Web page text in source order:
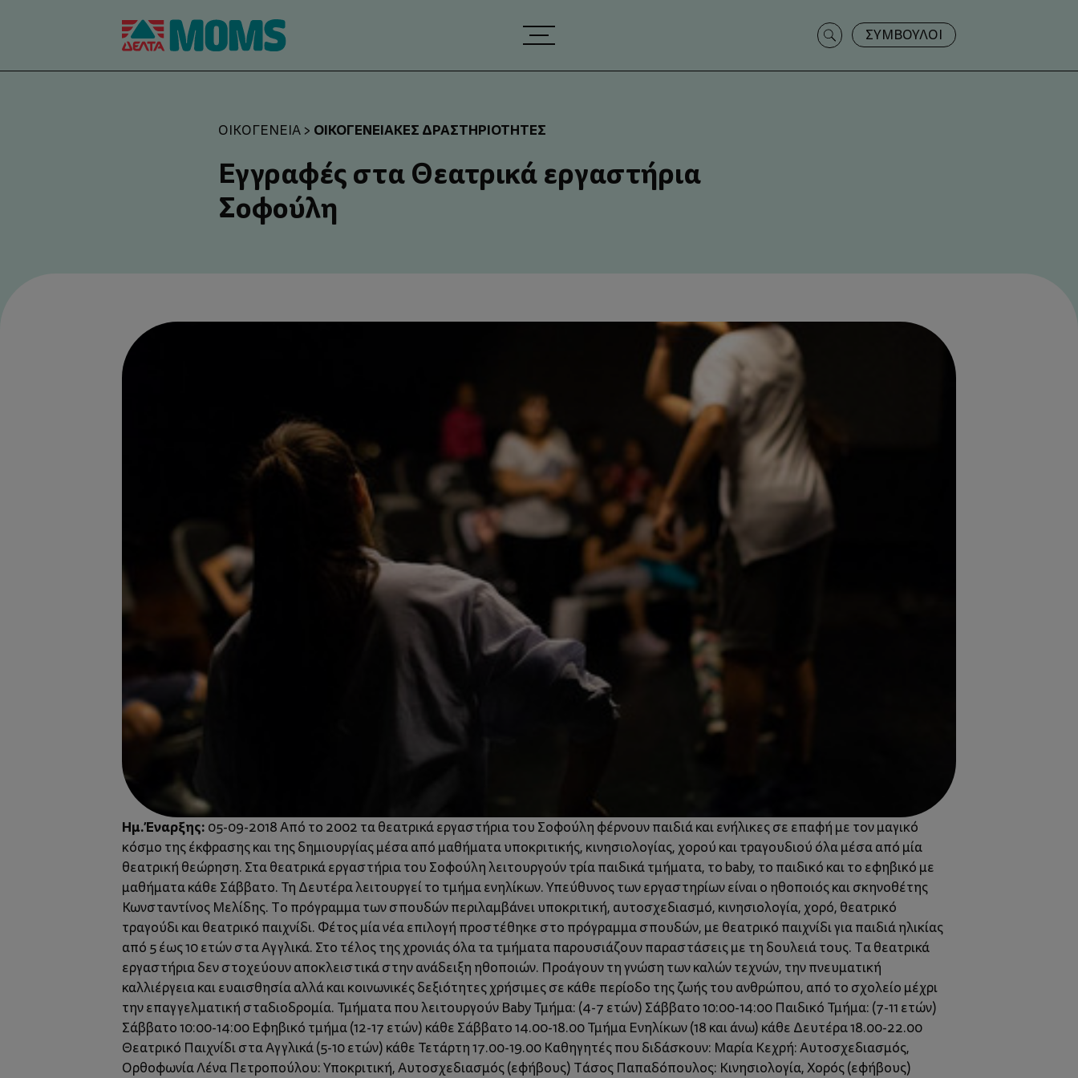
Search
for:
ΣΥΜΒΟΥΛΟΙ
ΟΙΚΟΓΈΝΕΙΑ> ΟΙΚΟΓΕΝΕΙΑΚΈΣ ΔΡΑΣΤΗΡΙΌΤΗΤΕΣ
Εγγραφές στα Θεατρικά εργαστήρια
Σοφούλη
Ημ. Έναρξης: 05-09-2018 Από το 2002 τα θεατρικά εργαστήρια του Σοφούλη φέρνουν παιδιά και ενήλικες σε επαφή με τον μαγικό
κόσμο της έκφρασης και της δημιουργίας μέσα από μαθήματα υποκριτικής, κινησιολογίας, χορού και τραγουδιού όλα μέσα από μία
θεατρική θεώρηση. Στα θεατρικά εργαστήρια του Σοφούλη λειτουργούν τρία παιδικά τμήματα, το baby, το παιδικό και το εφηβικό με
μαθήματα κάθε Σάββατο. Τη Δευτέρα λειτουργεί το τμήμα ενηλίκων. Υπεύθυνος των εργαστηρίων είναι ο ηθοποιός και σκηνοθέτης
Κωνσταντίνος Μελίδης. Το πρόγραμμα των σπουδών περιλαμβάνει υποκριτική, αυτοσχεδιασμό, κινησιολογία, χορό, θεατρικό
τραγούδι και θεατρικό παιχνίδι. Φέτος μία νέα επιλογή προστέθηκε στο πρόγραμμα σπουδών, με θεατρικό παιχνίδι για παιδιά ηλικίας
από 5 έως 10 ετών στα Αγγλικά. Στο τέλος της χρονιάς όλα τα τμήματα παρουσιάζουν παραστάσεις με τη δουλειά τους. Τα θεατρικά
εργαστήρια δεν στοχεύουν αποκλειστικά στην ανάδειξη ηθοποιών. Προάγουν τη γνώση των καλών τεχνών, την πνευματική
καλλιέργεια και ευαισθησία αλλά και κοινωνικές δεξιότητες χρήσιμες σε κάθε περίοδο της ζωής του ανθρώπου, από το σχολείο μέχρι
την επαγγελματική σταδιοδρομία. Τμήματα που λειτουργούν Baby Τμήμα: (4-7 ετών) Σάββατο 10:00-14:00 Παιδικό Τμήμα: (7-11 ετών)
Σάββατο 10:00-14:00 Εφηβικό τμήμα (12-17 ετών) κάθε Σάββατο 14.00-18.00 Τμήμα Ενηλίκων (18 και άνω) κάθε Δευτέρα 18.00-22.00
Θεατρικό Παιχνίδι στα Αγγλικά (5-10 ετών) κάθε Τετάρτη 17.00-19.00 Καθηγητές που διδάσκουν: Μαρία Κεχρή: Αυτοσχεδιασμός,
Ορθοφωνία Λένα Πετροπούλου: Υποκριτική, Αυτοσχεδιασμός (εφήβους) Τάσος Παπαδόπουλος: Κινησιολογία, Χορός (εφήβους)